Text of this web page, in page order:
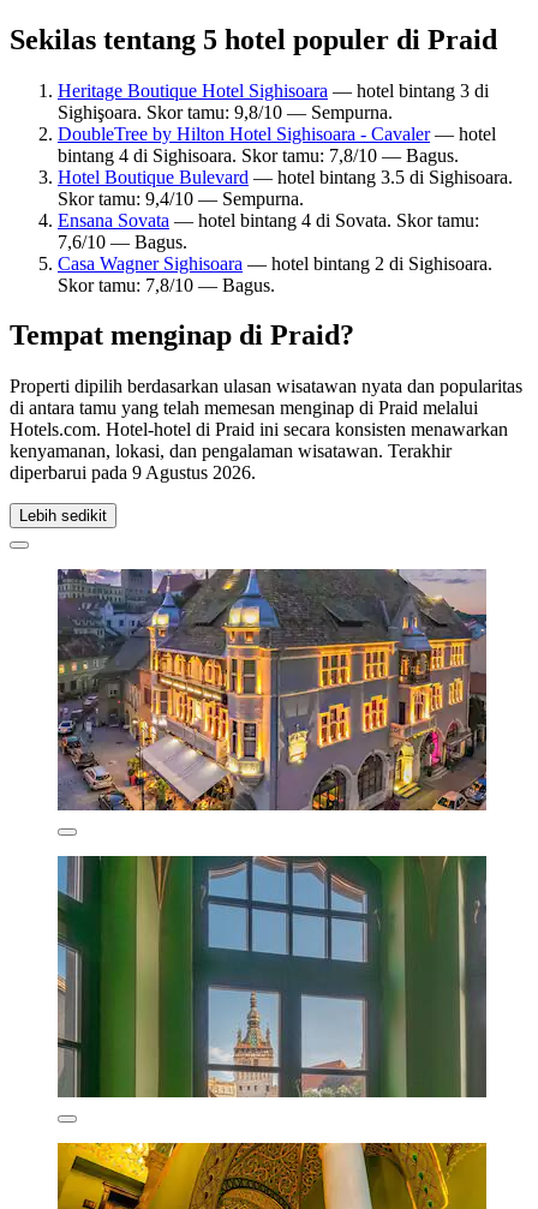
Sekilas tentang 5 hotel populer di Praid
Heritage Boutique Hotel Sighisoara — hotel bintang 3 di
Sighişoara. Skor tamu: 9,8/10 — Sempurna.
DoubleTree by Hilton Hotel Sighisoara - Cavaler— hotel
bintang 4 di Sighisoara. Skor tamu: 7,8/10 — Bagus.
Hotel Boutique Bulevard — hotel bintang 3.5 di Sighisoara.
Skor tamu: 9,4/10 — Sempurna.
Ensana Sovata — hotel bintang 4 di Sovata. Skor tamu:
7,6/10 — Bagus.
Casa Wagner Sighisoara — hotel bintang 2 di Sighisoara.
Skor tamu: 7,8/10 — Bagus.
Tempat menginap di Praid?
Properti dipilih berdasarkan ulasan wisatawan nyata dan popularitas
di antara tamu yang telah memesan menginap di Praid melalui
Hotels.com. Hotel-hotel di Praid ini secara konsisten menawarkan
kenyamanan, lokasi, dan pengalaman wisatawan. Terakhir
diperbarui pada 9 Agustus 2026.
Lebih sedikit